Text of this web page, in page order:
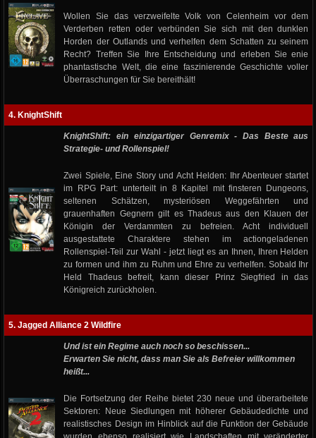
Wollen Sie das verzweifelte Volk von Celenheim vor dem
Verderben retten oder verbünden Sie sich mit den dunklen
Horden der Outlands und verhelfen dem Schatten zu seinem
Recht? Treffen Sie Ihre Entscheidung und erleben Sie enie
phantastische Welt, die eine faszinierende Geschichte voller
Überraschungen für Sie bereithält!
4. KnightShift
KnightShift: ein einzigartiger Genremix - Das Beste aus
Strategie- und Rollenspiel!
Zwei Spiele, Eine Story und Acht Helden: Ihr Abenteuer startet
im RPG Part: unterteilt in 8 Kapitel mit finsteren Dungeons,
seltenen Schätzen, mysteriösen Weggefährten und
grauenhaften Gegnern gilt es Thadeus aus den Klauen der
Königin der Verdammten zu befreien. Acht individuell
ausgestattete Charaktere stehen im actiongeladenen
Rollenspiel-Teil zur Wahl - jetzt liegt es an Ihnen, Ihren Helden
zu formen und ihm zu Ruhm und Ehre zu verhelfen. Sobald Ihr
Held Thadeus befreit, kann dieser Prinz Siegfried in das
Königreich zurückholen.
5. Jagged Alliance 2 Wildfire
Und ist ein Regime auch noch so beschissen...
Erwarten Sie nicht, dass man Sie als Befreier willkommen
heißt...
Die Fortsetzung der Reihe bietet 230 neue und überarbeitete
Sektoren: Neue Siedlungen mit höherer Gebäudedichte und
realistisches Design im Hinblick auf die Funktion der Gebäude